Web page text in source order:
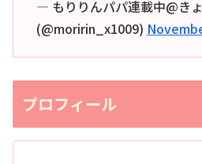
— もりりんパパ連載中@き
(@moririn_x1009)
プロフィール